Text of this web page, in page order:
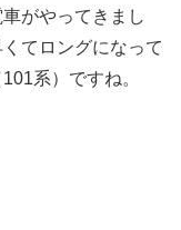
がやってきまし
てロングになって
系）ですね。